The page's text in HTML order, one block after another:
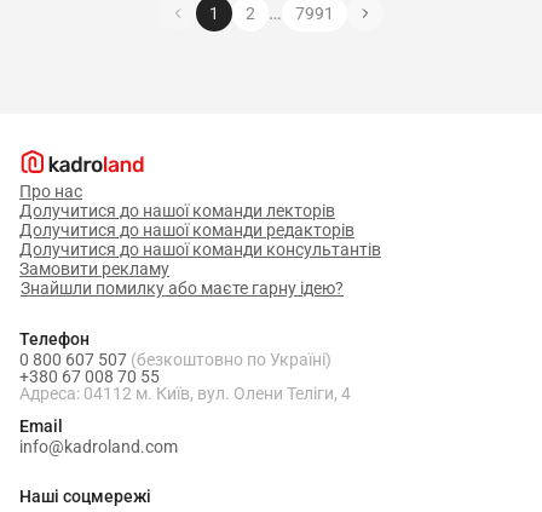
1 2 … 7991
Про нас
Долучитися до нашої команди лекторів
Долучитися до нашої команди редакторів
Долучитися до нашої команди консультантів
Замовити рекламу
Знайшли помилку або маєте гарну ідею?
Телефон
0 800 607 507 (безкоштовно по Україні)
+380 67 008 70 55
Адреса: 04112 м. Київ, вул. Олени Теліги, 4
Email
info@kadroland.com
Наші соцмережі